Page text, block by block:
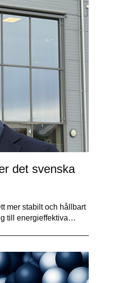
det svenska
mer stabilt och hållbart
till energieffektiva…